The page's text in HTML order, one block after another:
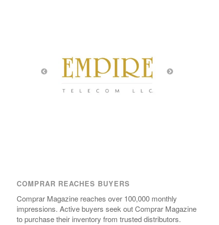
COMPRAR REACHES BUYERS
Comprar Magazine reaches over 100,000 monthly
impressions. Active buyers seek out Comprar Magazine
to purchase their inventory from trusted distributors.